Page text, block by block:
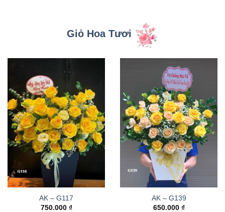
Giỏ Hoa Tươi
AK – G117
750.000 ₫
AK – G139
650.000 ₫